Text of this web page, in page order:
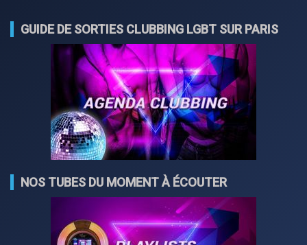
GUIDE DE SORTIES CLUBBING LGBT SUR PARIS
NOS TUBES DU MOMENT À ÉCOUTER